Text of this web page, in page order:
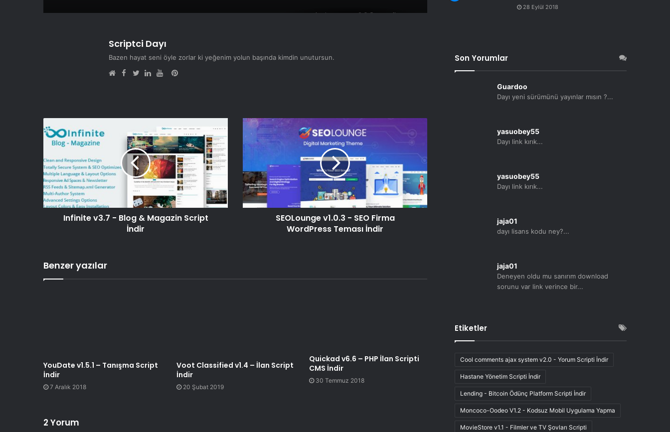
MenorahDirectory v3.0.8 – Online
Gear HTML5 Audio Player – Müzik
VideoPRO – Video Paylaşım
Platform Script İndir
Wchat v1.6 – Responsive PHP AJAX
Chat Script İndir
Scriptci Dayı
Bazen hayat seni öyle zorlar ki yeğenim yolun başında kimdin unutursun.
Facebook
Pinterest
Infinite v3.7 - Blog & Magazin Script
İndir
SEOLounge v1.0.3 - SEO Firma
WordPress Teması İndir
Benzer yazılar
YouDate v1.5.1 – Tanışma Script
İndir
7 Aralık 2018
Voot Classified v1.4 – İlan Script
İndir
20 Şubat 2019
Quickad v6.6 – PHP İlan Scripti
CMS İndir
30 Temmuz 2018
2 Yorum
28 Eylül 2018
Son Yorumlar
Guardoo
Dayı yeni sürümünü yayınlar mısın ?...
yasuobey55
Dayı link kırık...
yasuobey55
Dayı link kırık...
jaja01
dayı lisans kodu ney?...
jaja01
Deneyen oldu mu sanırım download
sorunu var link verince bir...
Etiketler
Cool comments ajax system v2.0 - Yorum Scripti İndir
Hastane Yönetim Scripti İndir
Lending - Bitcoin Ödünç Platform Scripti İndir
Moncoco-Oodeo V1.2 - Kodsuz Mobil Uygulama Yapma
MovieStore v1.1 - Filmler ve TV Şovları Scripti